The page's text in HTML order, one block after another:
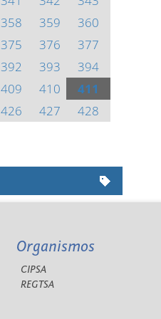
358 359
360
375 376
377
392 393
394
409 410
411
426 427
428
Organismos
CIPSA
REGTSA